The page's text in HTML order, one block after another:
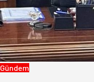
Gündem